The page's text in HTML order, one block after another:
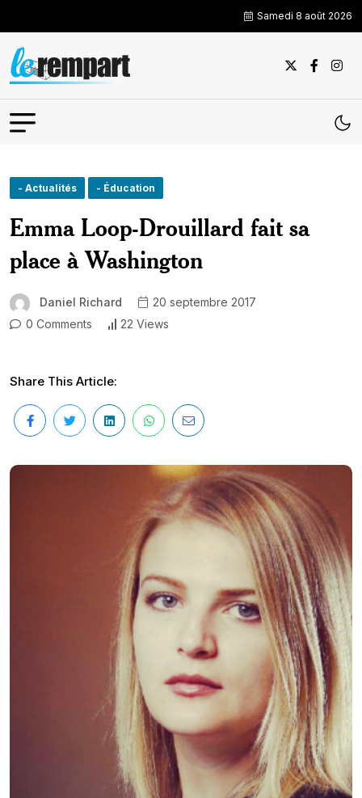
Samedi 8 août 2026
- Actualités - Éducation
Emma Loop-Drouillard fait sa
place à Washington
Daniel Richard
20 septembre 2017
0 Comments
22 Views
Share This Article: